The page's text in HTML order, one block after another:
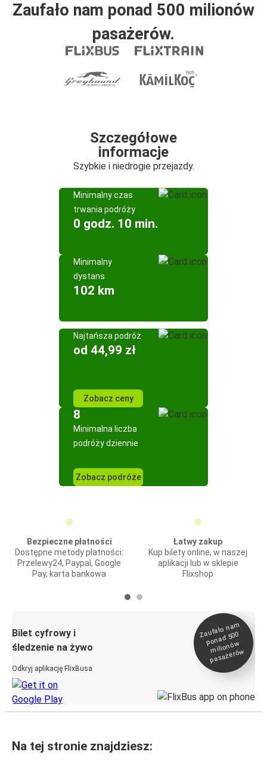
Zaufało nam ponad 500 milionów
pasażerów.
Szczegółowe
informacje
Szybkie i niedrogie przejazdy.
Minimalny czas
trwania podróży
0 godz. 10 min.
Minimalny
dystans
102 km
Najtańsza podróż
od 44,99 zł
Zobacz ceny
8
Minimalna liczba
podróży dziennie
Zobacz podróże
Bezpieczne płatności
Dostępne metody płatności:
Przelewy24, Paypal, Google
Pay, karta bankowa
Łatwy zakup
Kup bilety online, w naszej
aplikacji lub w sklepie
Flixshop
Bilet cyfrowy i
śledzenie na żywo
Odkryj aplikację FlixBusa
Zaufało na
m
ponad 500
milionó
w
pasażeró
w
Na tej stronie znajdziesz: